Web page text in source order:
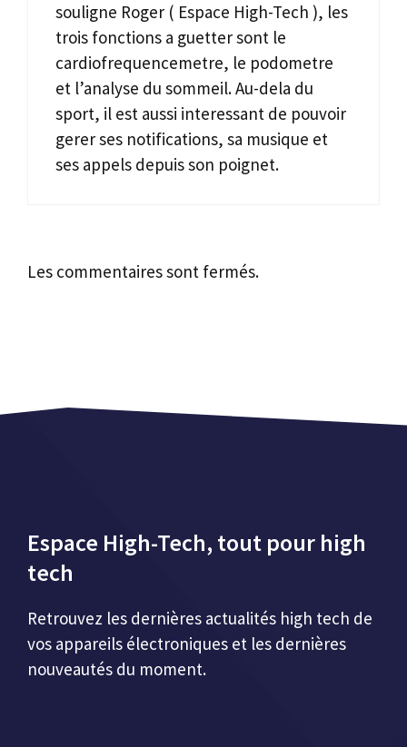
souligne Roger ( Espace High-Tech ), les
trois fonctions a guetter sont le
cardiofrequencemetre, le podometre
et l’analyse du sommeil. Au-dela du
sport, il est aussi interessant de pouvoir
gerer ses notifications, sa musique et
ses appels depuis son poignet.
Les commentaires sont fermés.
Espace High-Tech, tout pour high
tech
Retrouvez les dernières actualités high tech de
vos appareils électroniques et les dernières
nouveautés du moment.